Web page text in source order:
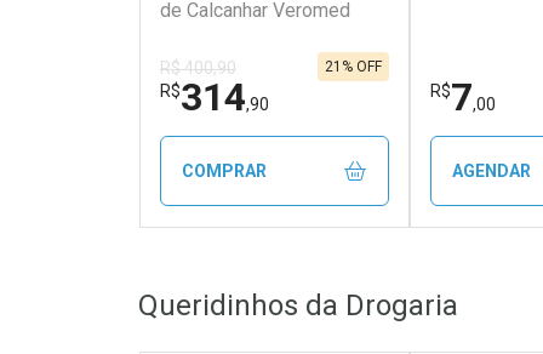
de Calcanhar Veromed
R$ 400,90
R$314,90
21% OFF
COMPRAR
Laboratório
Por Menos
R$7,00
AGENDAR
Por
Queridinhos da Drogaria